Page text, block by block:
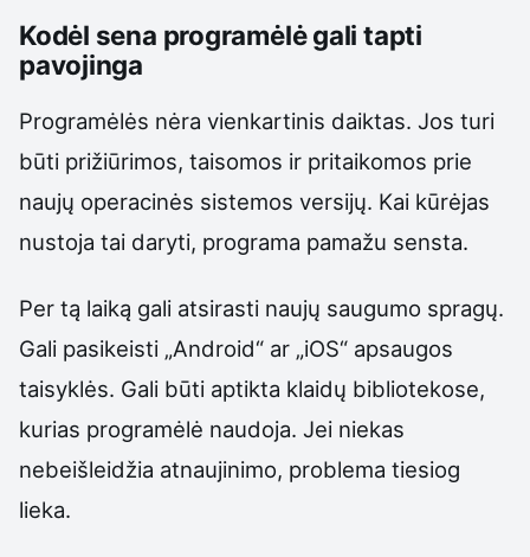
Kodėl sena programėlė gali tapti
pavojinga
Programėlės nėra vienkartinis daiktas. Jos turi
būti prižiūrimos, taisomos ir pritaikomos prie
naujų operacinės sistemos versijų. Kai kūrėjas
nustoja tai daryti, programa pamažu sensta.
Per tą laiką gali atsirasti naujų saugumo spragų.
Gali pasikeisti „Android“ ar „iOS“ apsaugos
taisyklės. Gali būti aptikta klaidų bibliotekose,
kurias programėlė naudoja. Jei niekas
nebeišleidžia atnaujinimo, problema tiesiog
lieka.